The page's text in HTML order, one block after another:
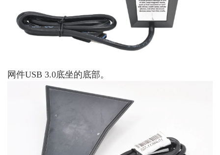
网件USB 3.0底坐的底部。